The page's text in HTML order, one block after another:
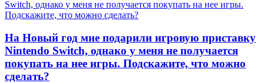
На Новый год мне подарили игровую приставку
Nintendo Switch, однако у меня не получается
покупать на нее игры. Подскажите, что можно
сделать?